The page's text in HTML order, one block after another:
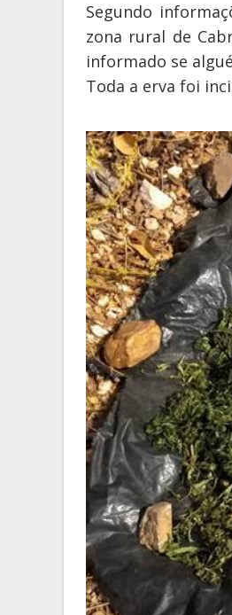
Segundo
zona rural de
informado se
Toda a erva foi